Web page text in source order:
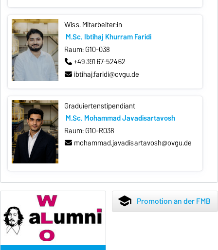
Wiss. Mitarbeiter:in
M.Sc. Ibtihaj Khurram Faridi
Raum: G10-038
+49 391 67-52462
ibtihaj.faridi@ovgu.de
Graduiertenstipendiant
M.Sc. Mohammad Javadisartavosh
Raum: G10-R038
mohammad.javadisartavosh@ovgu.de
school Promotion an der FMB